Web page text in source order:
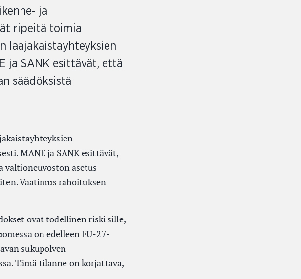
ja
ripeitä toimia
laajakaistayhteyksien
ja SANK esittävät, että
säädöksistä
MANE ja SANK esittävät,
valtioneuvoston asetus
Vaatimus rahoituksen
ovat todellinen riski sille,
on edelleen EU-27-
sukupolven
Tämä tilanne on korjattava,